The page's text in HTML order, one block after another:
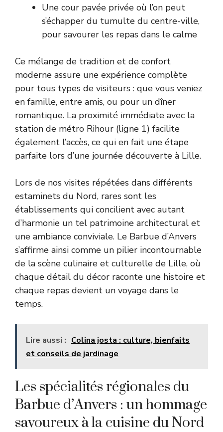
Une cour pavée privée où l’on peut
s’échapper du tumulte du centre-ville,
pour savourer les repas dans le calme
Ce mélange de tradition et de confort
moderne assure une expérience complète
pour tous types de visiteurs : que vous veniez
en famille, entre amis, ou pour un dîner
romantique. La proximité immédiate avec la
station de métro Rihour (ligne 1) facilite
également l’accès, ce qui en fait une étape
parfaite lors d’une journée découverte à Lille.
Lors de nos visites répétées dans différents
estaminets du Nord, rares sont les
établissements qui concilient avec autant
d’harmonie un tel patrimoine architectural et
une ambiance conviviale. Le Barbue d’Anvers
s’affirme ainsi comme un pilier incontournable
de la scène culinaire et culturelle de Lille, où
chaque détail du décor raconte une histoire et
chaque repas devient un voyage dans le
temps.
Lire aussi : Colina josta : culture, bienfaits
et conseils de jardinage
Les spécialités régionales du
Barbue d’Anvers : un hommage
savoureux à la cuisine du Nord